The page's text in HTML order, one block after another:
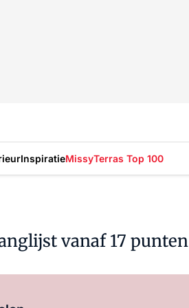
InspiratieMissyTerras Top 100
vanaf 17 punten